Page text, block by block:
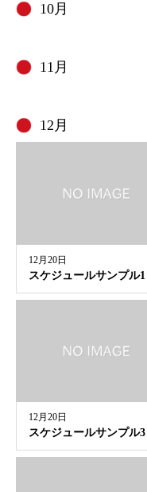
10月
11月
12月
12月20日
スケジュールサンプル1
12月20日
スケジュールサンプル3